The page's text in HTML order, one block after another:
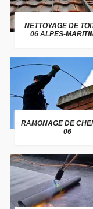
NETTOYAGE DE
06 ALPES-
RAMONAGE DE
06